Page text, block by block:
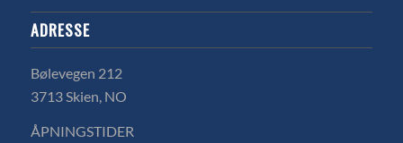
ADRESSE
Bølevegen 212
3713 Skien, NO
ÅPNINGSTIDER